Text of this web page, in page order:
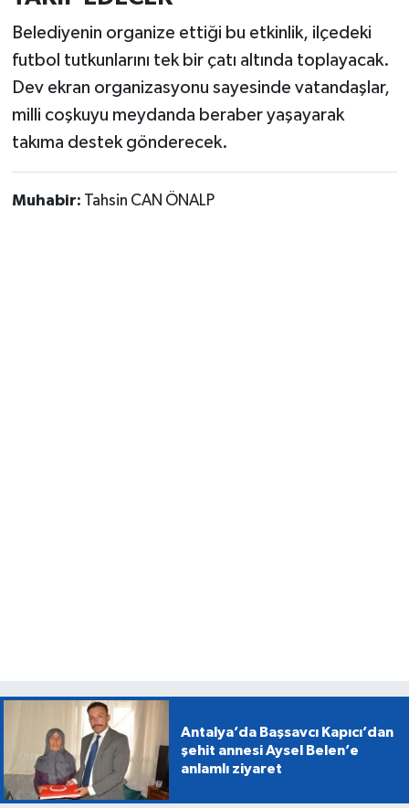
Belediyenin organize ettiği bu etkinlik, ilçedeki
futbol tutkunlarını tek bir çatı altında toplayacak.
Dev ekran organizasyonu sayesinde vatandaşlar,
milli coşkuyu meydanda beraber yaşayarak
takıma destek gönderecek.
Muhabir: Tahsin CAN ÖNALP
Antalya’da Başsavcı Kapıcı’dan
şehit annesi Aysel Belen’e
anlamlı ziyaret